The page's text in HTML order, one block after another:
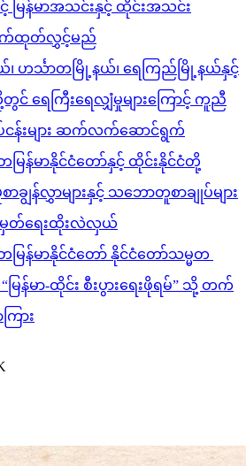
မြန်မာအသင်းနှင့် ထိုင်းအသင်း
က်ထုတ်လွှင့်မည်
၊ ဟင်္သာတမြို့နယ်၊ ရေကြည်မြို့နယ်နှင့်
င် ရေကြီးရေလျှံမှုများကြောင့် ကူညီ
းများ ဆက်လက်ဆောင်ရွက်
မြန်မာနိုင်ငံတော်နှင့် ထိုင်းနိုင်ငံတို့
ချွန်လွှာများနှင့် သဘောတူစာချုပ်များ
တ်ရေးထိုးလဲလှယ်
မြန်မာနိုင်ငံတော် နိုင်ငံတော်သမ္မတ
မြန်မာ-ထိုင်း စီးပွားရေးဖိုရမ်” သို့ တက်
ြား